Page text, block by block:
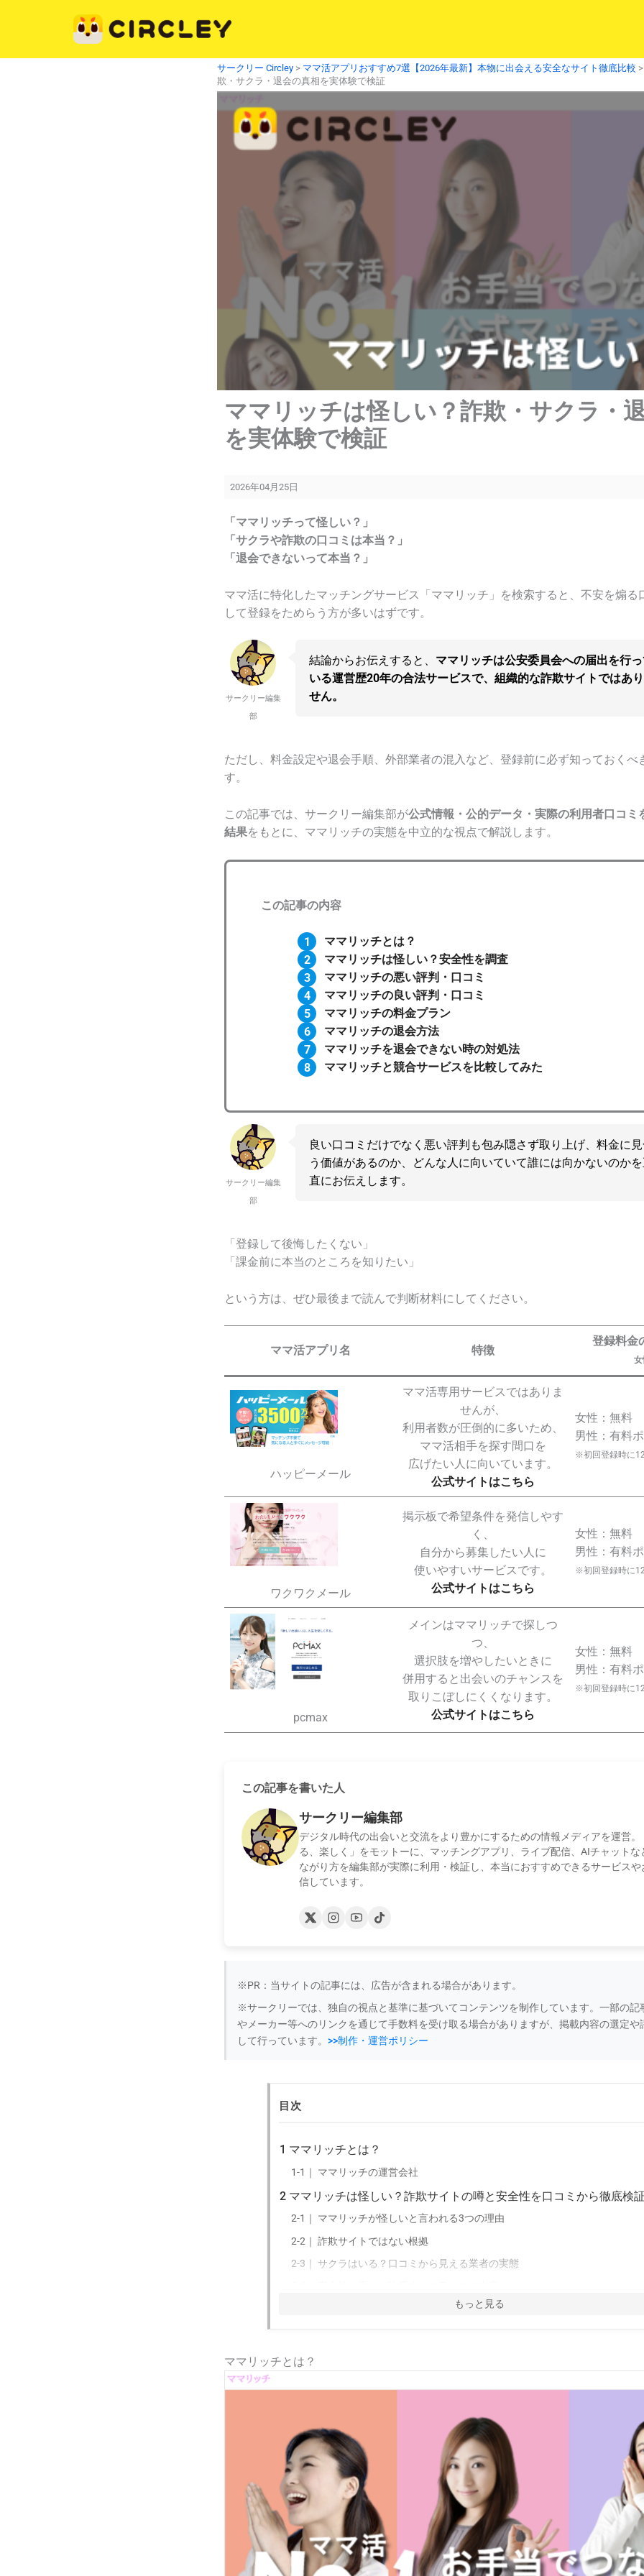
ス
サークリー Circley > ママ活アプリおすすめ7選【2026年最新】本物に出会える安全なサイト徹底比較
欺・サクラ・退会の真相を実体験で検証
ママリッチは怪しい？詐欺・サクラ・
を実体験で検証
2026年04月25日
「ママリッチって怪しい？」
「サクラや詐欺の口コミは本当？」
「退会できないって本当？」
ママ活に特化したマッチングサービス「ママリッチ」を検索すると、不安を煽る
して登録をためらう方が多いはずです。
サークリー編集
部
結論からお伝えすると、 ママリッチは公安委員会への届出を行
いる運営歴20年の合法サービスで、組織的な詐欺サイトではあ
せん。
ただし、料金設定や退会手順、外部業者の混入など、登録前に必ず知っておくべ
す。
この記事では、サークリー編集部が公式情報・公的データ・実際の利用者口コミ
結果をもとに、ママリッチの実態を中立的な視点で解説します。
この記事の内容
ママリッチとは？
ママリッチは怪しい？安全性を調査
ママリッチの悪い評判・口コミ
ママリッチの良い評判・口コミ
ママリッチの料金プラン
ママリッチの退会方法
ママリッチを退会できない時の対処法
ママリッチと競合サービスを比較してみた
サークリー編集
部
良い口コミだけでなく悪い評判も包み隠さず取り上げ、料金に
う価値があるのか、どんな人に向いていて誰には向かないのか
直にお伝えします。
「登録して後悔したくない」
「課金前に本当のところを知りたい」
という方は、ぜひ最後まで読んで判断材料にしてください。
ママ活アプリ名 特徴
登録料金
ハッピーメール
ママ活専用サービスではありま
せんが、
利用者数が圧倒的に多いため、
ママ活相手を探す間口を
広げたい人に向いています。
公式サイトはこちら
女性：無料
男性：有料
※初回登録時に
ワクワクメール
掲示板で希望条件を発信しやす
く、
自分から募集したい人に
使いやすいサービスです。
公式サイトはこちら
女性：無料
男性：有料
※初回登録時に
pcmax
メインはママリッチで探しつ
つ、
選択肢を増やしたいときに
併用すると出会いのチャンスを
取りこぼしにくくなります。
公式サイトはこちら
女性：無料
男性：有料
※初回登録時に
この記事を書いた人
サークリー編集部
デジタル時代の出会いと交流をより豊かにするための情報メディアを運営
る、楽しく」をモットーに、マッチングアプリ、ライブ配信、AIチャット
ながり方を編集部が実際に利用・検証し、本当におすすめできるサービス
信しています。
※PR：当サイトの記事には、広告が含まれる場合があります。
※サークリーでは、独自の視点と基準に基づいてコンテンツを制作しています。一部の記
やメーカー等へのリンクを通じて手数料を受け取る場合がありますが、掲載内容の選定や
して行っています。 >>制作・運営ポリシー
目次
1 ママリッチとは？
1-1｜ ママリッチの運営会社
2ママリッチは怪しい？詐欺サイトの噂と安全性を口コミから徹底検
2-1｜ ママリッチが怪しいと言われる3つの理由
2-2｜ 詐欺サイトではない根拠
2-3｜
サクラはいる？口コミから見える業者の実態
3-2｜
4-2｜サポート対応が丁寧で安心できる
5ママリッチの料金プラン
6 ママリッチで会えない3つの原因と解決策
6-1｜原因1：地方在住で会員数が圧倒的に足りない
6-2｜原因2：プロフィールの作り込みが不足している
6-3｜
原因3：初回メッセージで失敗している
もっと見る
ママリッチとは？